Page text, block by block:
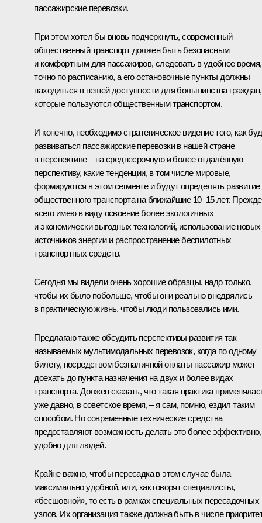
пассажирские перевозки.
При этом хотел бы вновь подчеркнуть, современный
общественный транспорт должен быть безопасным
и комфортным для пассажиров, следовать в удобное время,
точно по расписанию, а его остановочные пункты должны
находиться в пешей доступности для большинства граждан,
которые пользуются общественным транспортом.
И конечно, необходимо стратегическое видение того, как
развиваться пассажирские перевозки в нашей стране
в перспективе – на среднесрочную и более отдалённую
перспективу, какие тенденции, в том числе мировые,
формируются в этом сегменте и будут определять развитие
общественного транспорта на ближайшие 10–15 лет. Прежде
всего имею в виду освоение более экологичных
и экономически выгодных технологий, использование новых
источников энергии и распространение беспилотных
транспортных средств.
Сегодня мы видели очень хорошие образцы, надо только,
чтобы их было побольше, чтобы они реально внедрялись
в практическую жизнь, чтобы люди пользовались ими.
Предлагаю также обсудить перспективы развития так
называемых мультимодальных перевозок, когда по одному
билету, посредством безналичной оплаты пассажир может
доехать до пункта назначения на двух и более видах
транспорта. Должен сказать, что такая практика
уже давно, в советское время, – я сам, помню, ездил таким
способом. Но современные технические средства
предоставляют возможность делать это более эффективно,
удобно для людей.
Крайне важно, чтобы пересадка в этом случае была
максимально удобной, или, как говорят специалисты,
«бесшовной», то есть в рамках специальных пересадочных
узлов. Их организация также должна быть в числе